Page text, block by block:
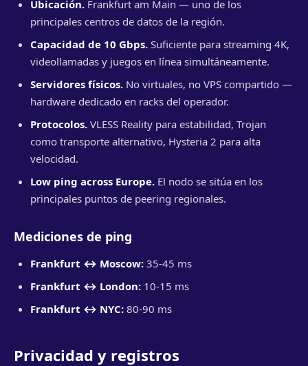
Ubicación. Frankfurt am Main — uno de los
principales centros de datos de la región.
Capacidad de 10 Gbps. Suficiente para streaming 4K,
videollamadas y juegos en línea simultáneamente.
Servidores físicos. No virtuales, no VPS compartido —
hardware dedicado en racks del operador.
Protocolos. VLESS Reality para estabilidad, Trojan
como transporte alternativo, Hysteria 2 para alta
velocidad.
Low ping across Europe. El nodo se sitúa en los
principales puntos de peering regionales.
Mediciones de ping
Frankfurt ↔ Moscow: 35-45 ms
Frankfurt ↔ London: 10-15 ms
Frankfurt ↔ NYC: 80-90 ms
Privacidad y registros